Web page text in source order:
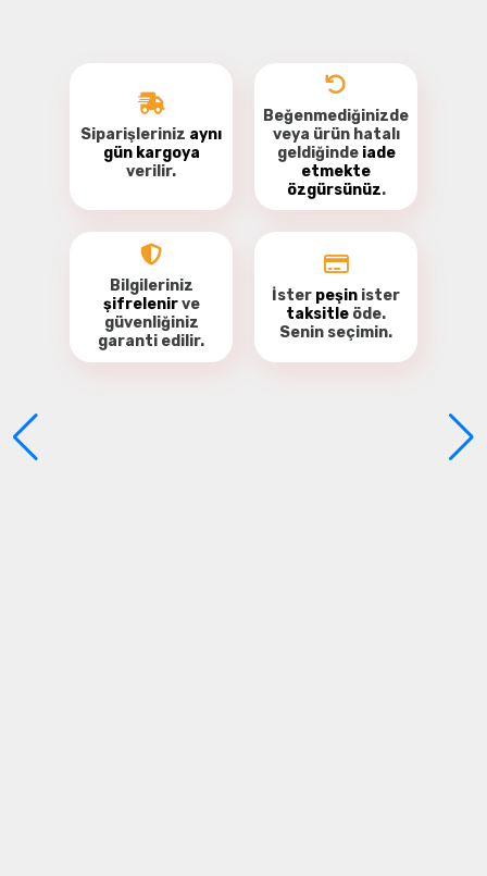
Yorum Yaz
Siparişleriniz aynı
gün kargoya
verilir.
Beğenmediğinizde
veya ürün hatalı
geldiğinde iade
etmekte
özgürsünüz.
Bilgileriniz
şifrelenirve
güvenliğiniz
garanti edilir.
İster peşin ister
taksitle öde.
Senin seçimin.